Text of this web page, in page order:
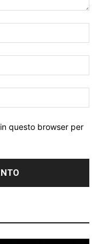
questo browser per